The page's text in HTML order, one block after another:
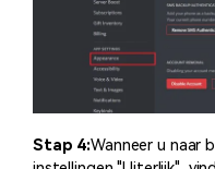
Stap 4:Wanneer u naar